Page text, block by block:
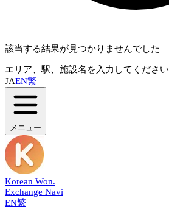
該当する結果が見つかりませんでした
エリア、駅、施設名を入力してください
JAEN繁
メニュー
Korean Won.
Exchange Navi
EN繁